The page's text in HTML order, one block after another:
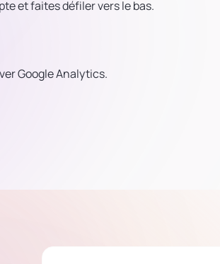
et faites défiler vers le bas.
Google Analytics.